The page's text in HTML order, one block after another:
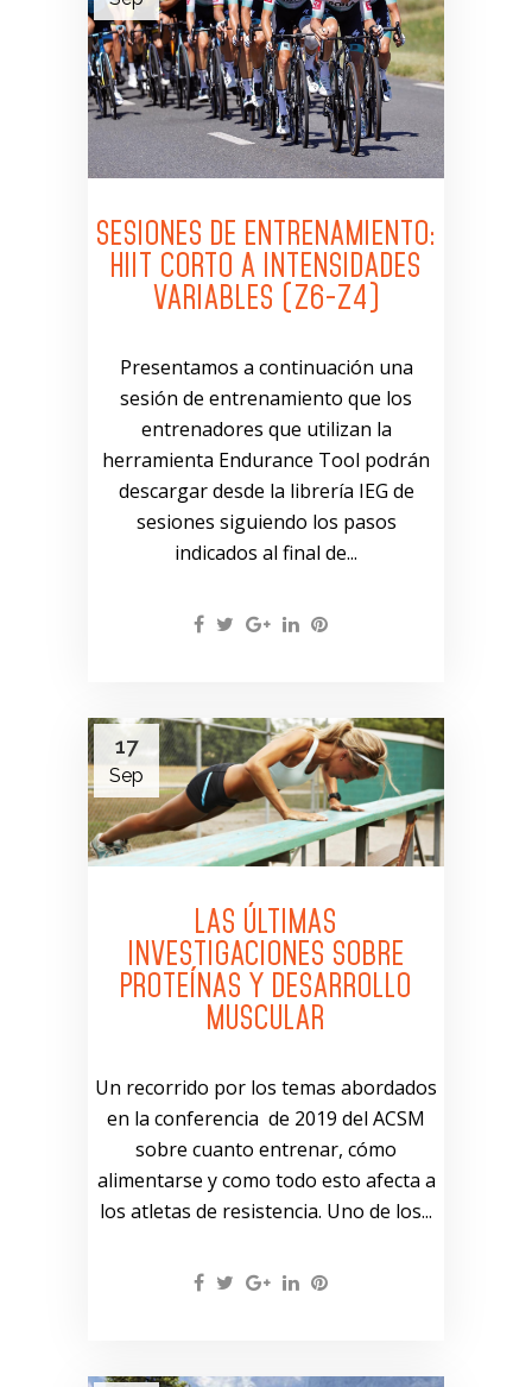
SESIONES DE ENTRENAMIENTO:
HIIT CORTO A INTENSIDADES
VARIABLES (Z6-Z4)
Presentamos a continuación una
sesión de entrenamiento que los
entrenadores que utilizan la
herramienta Endurance Tool podrán
descargar desde la librería IEG de
sesiones siguiendo los pasos
indicados al final de...
17
Sep
LAS ÚLTIMAS
INVESTIGACIONES SOBRE
PROTEÍNAS Y DESARROLLO
MUSCULAR
Un recorrido por los temas abordados
en la conferencia de 2019 del ACSM
sobre cuanto entrenar, cómo
alimentarse y como todo esto afecta a
los atletas de resistencia. Uno de los...